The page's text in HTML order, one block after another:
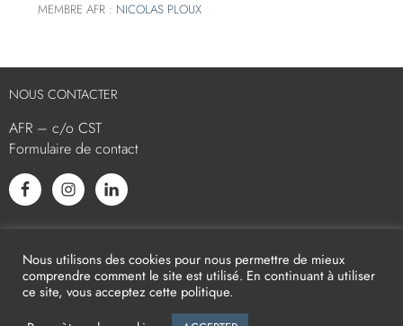
MEMBRE AFR : NICOLAS PLOUX
NOUS CONTACTER
AFR – c/o CST
Formulaire de contact
Nous utilisons des cookies pour nous permettre de mieux
comprendre comment le site est utilisé. En continuant à utiliser
ce site, vous acceptez cette politique.